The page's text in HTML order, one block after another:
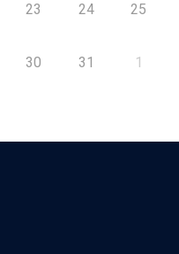
23 24 25
30 31 1